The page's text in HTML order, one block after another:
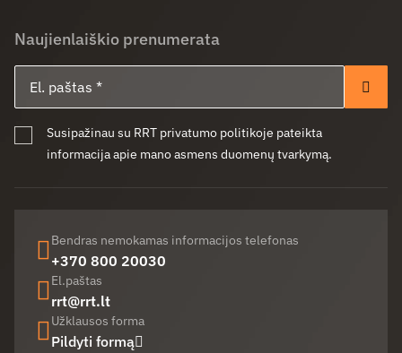
Naujienlaiškio prenumerata
Susipažinau su RRT privatumo politikoje pateikta
informacija apie mano asmens duomenų tvarkymą.
Bendras nemokamas informacijos telefonas
+370 800 20030
El.paštas
rrt@rrt.lt
Užklausos forma
Pildyti formą